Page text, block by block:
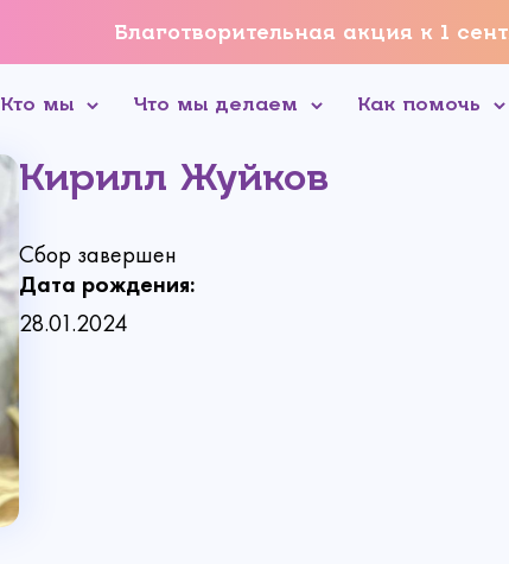
Благотворительная акция к 1
Кто мы Что мы делаем Как помочь
Кирилл Жуйков
Сбор завершен
Дата рождения:
28.01.2024